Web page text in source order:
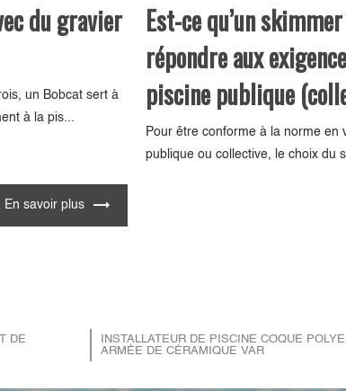
du gravier
un Bobcat sert à
à la pis...
En savoir plus
Est-ce qu’un
répondre aux
piscine publique
Pour être conforme à la norme en
publique ou collective, le choix du
DE
INSTALLATEUR DE PISCINE COQUE
ARMÉE DE CÉRAMIQUE VAR